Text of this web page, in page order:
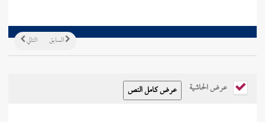
التالي السابق
عرض الحاشية